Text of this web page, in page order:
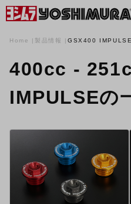
Home 製品情報 GSX400 IMPULSE
400cc -
IMPULSEの